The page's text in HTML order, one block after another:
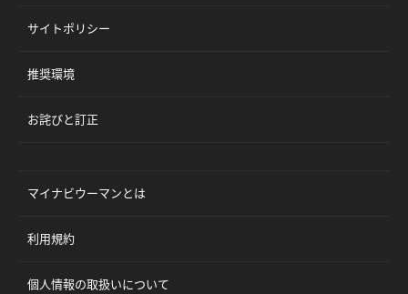
サイトポリシー
推奨環境
お詫びと訂正
マイナビウーマンとは
利用規約
個人情報の取扱いについて